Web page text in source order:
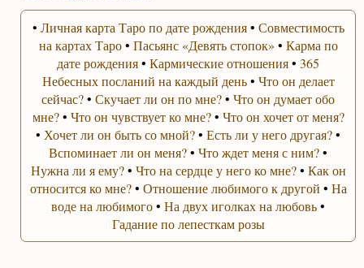
• Личная карта Таро по дате рождения• Совместимость
на картах Таро• Пасьянс «Девять стопок» • Карма по
дате рождения•Кармические отношения•365
Небесных посланий на каждый день• Что он делает
сейчас?•Скучает ли он по мне?•Что он думает обо
мне?• Что он чувствует ко мне?• Что он хочет от меня?
• Хочет ли он быть со мной?•Есть ли у него другая?•
Вспоминает ли он меня?•Что ждет меня с ним?•
Нужна ли я ему?• Что на сердце у него ко мне?• Как он
относится ко мне?• Отношение любимого к другой • На
воде на любимого•На двух иголках на любовь•
Гадание по лепесткам розы